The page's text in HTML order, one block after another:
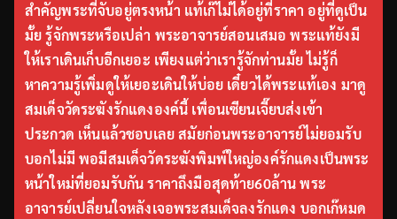
สำคัญพระที่จับอยู่ตรงหน้า แท้เก๊ไม่ได้อยู่ที่ราคา อยู่ที่ดูเป็น
มั้ย รู้จักพระหรือเปล่า พระอาจารย์สอนเสมอ พระแท้ยังมี
ให้เราเดินเก็บอีกเยอะ เพียงแต่ว่าเรารู้จักท่านมั้ย ไม่รู้ก็
หาความรู้เพิ่มดูให้เยอะเดินให้บ่อย เดี๋ยวได้พระแท้เอง มาดู
สมเด็จวัดระฆังรักแดงองค์นี้ เพื่อนเซียนเจี๊ยบส่งเข้า
ประกวด เห็นแล้วชอบเลย สมัยก่อนพระอาจารย์ไม่ยอมรับ
บอกไม่มี พอมีสมเด็จวัดระฆังพิมพ์ใหญ่องค์รักแดงเป็นพระ
หน้าใหม่ที่ยอมรับกัน ราคาถึงมือสุดท้าย60ล้าน พระ
อาจารย์เปลี่ยนใจหลังเจอพระสมเด็จลงรักแดง บอกเก๊หมด